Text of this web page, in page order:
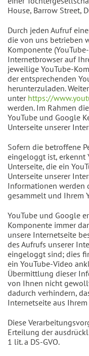
House, Barrow Street,
Durch jeden Aufruf
die von uns betrieben
Komponente
Internetbrowser auf
jeweilige YouTube-
der entsprechenden
herunterzuladen.
unter https://
werden. Im Rahmen
YouTube und Google
Unterseite unserer
Sofern die betroffene
eingeloggt ist, erkennt
Unterseite, die ein
Unterseite unserer
Informationen werden
gesammelt und Ihrem
YouTube und Google
Komponente immer
unsere Internetseite
des Aufrufs unserer
eingeloggt sind; dies
ein YouTube-Video
Übermittlung dieser
von Ihnen nicht
dadurch verhindern,
Internetseite aus
Diese
Erteilung der
1 lit. a DS-GVO.